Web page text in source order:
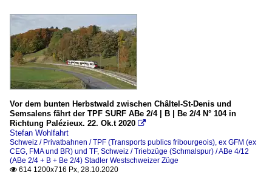
Vor dem bunten Herbstwald zwischen Châltel-St-Denis und
Semsalens fährt der TPF SURF ABe 2/4 | B | Be 2/4 N° 104 in
Richtung Palézieux. 22. Ok.t 2020 
Stefan Wohlfahrt
Schweiz / Privatbahnen / TPF (Transports publics fribourgeois), ex GFM (ex
CEG, FMA und BR) und TF, Schweiz / Triebzüge (Schmalspur) / ABe 4/12
(ABe 2/4 + B + Be 2/4) Stadler Westschweizer Züge
 614 1200x716 Px, 28.10.2020